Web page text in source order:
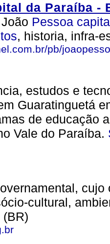
da Paraíba -
Pessoa
, historia, infra-
pb/
estudos e
Guaratinguetá
de educação
Vale do Paraíba.
cultural,